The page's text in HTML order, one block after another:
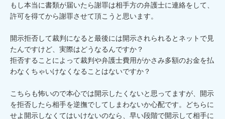
もし本当に書類が届いたら謝罪は相手方の弁護士に連絡をして、
許可を得てから謝罪させて頂こうと思います。
開示拒否して裁判になると最後には開示されられるとネットで見
たんですけど、実際はどうなるんですか？
拒否することによって裁判や弁護士費用がかさみ多額のお金を払
わなくちゃいけなくなることはないですか？
こちらも怖いので本心では開示したくないと思ってますが、開示
を拒否したら相手を逆撫でしてしまわないか心配です。どちらに
せよ開示しなくてはいけないのなら、早い段階で開示して相手に